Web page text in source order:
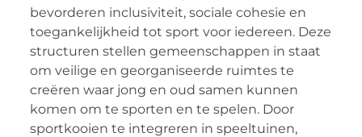
bevorderen inclusiviteit, sociale cohesie en
toegankelijkheid tot sport voor iedereen. Deze
structuren stellen gemeenschappen in staat
om veilige en georganiseerde ruimtes te
creëren waar jong en oud samen kunnen
komen om te sporten en te spelen. Door
sportkooien te integreren in speeltuinen,